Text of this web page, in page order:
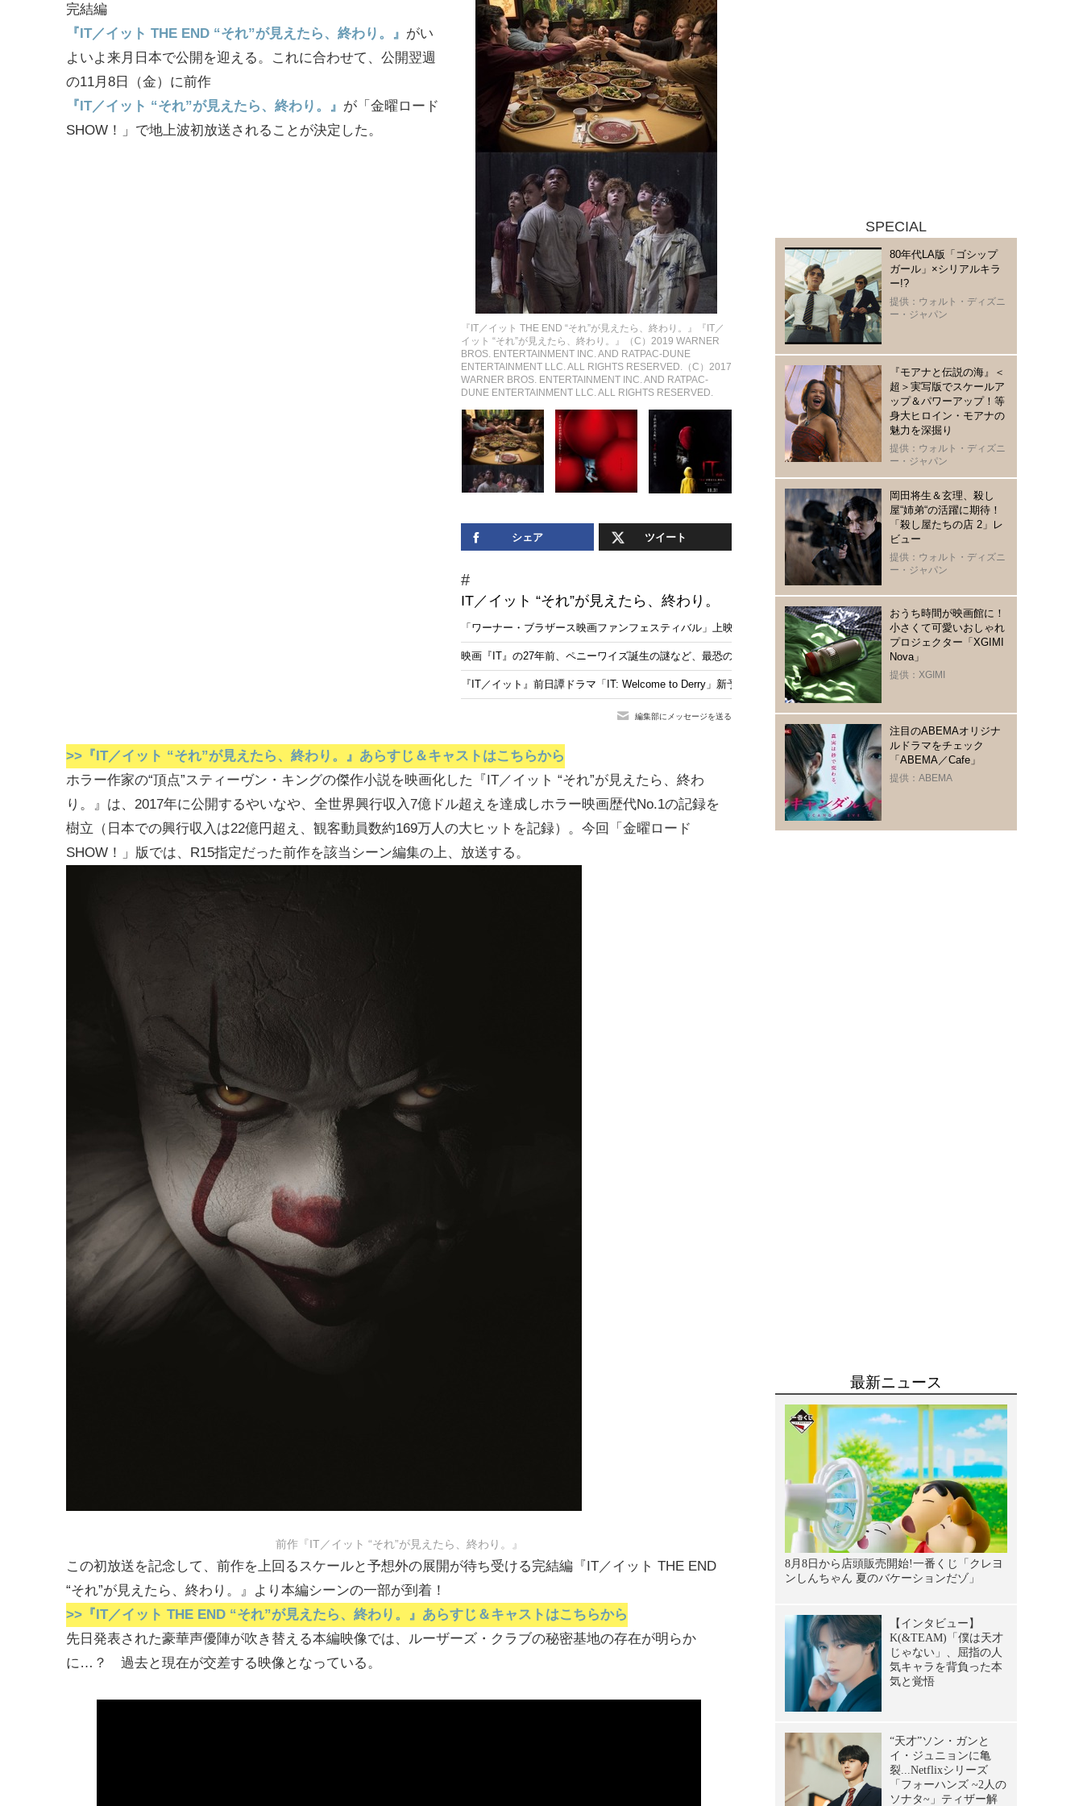
『IT／イット THE END “それ”が見えたら、終わり。』『IT／
イット “それ”が見えたら、終わり。』（C）2019 WARNER
BROS. ENTERTAINMENT INC. AND RATPAC-DUNE
ENTERTAINMENT LLC. ALL RIGHTS RESERVED.（C）2017
WARNER BROS. ENTERTAINMENT INC. AND RATPAC-
DUNE ENTERTAINMENT LLC. ALL RIGHTS RESERVED.
シェア ツイート
IT／イット “それ”が見えたら、終わり。
「ワーナー・ブラザース映画ファンフェスティバル」上映日程が発表 小野賢章「『ハリー・ポッター』の世界にもう一度浸って
映画『IT』の27年前、ペニーワイズ誕生の謎など、最恐の始まり描く「IT／イット ウェルカム・トゥ・デリー」下野紘ら吹替キャ
『IT／イット』前日譚ドラマ「IT: Welcome to Derry」新予告編 ペニーワイズも登場
編集部にメッセージを送る
完結編
『IT／イット THE END “それ”が見えたら、終わり。』 がい
よいよ来月日本で公開を迎える。これに合わせて、公開翌週
の11月8日（金）に前作
『IT／イット “それ”が見えたら、終わり。』 が「金曜ロード
SHOW！」で地上波初放送されることが決定した。
>>『IT／イット “それ”が見えたら、終わり。』あらすじ＆キャストはこちらから
ホラー作家の“頂点”スティーヴン・キングの傑作小説を映画化した『IT／イット “それ”が見えたら、終わ
り。』は、2017年に公開するやいなや、全世界興行収入7億ドル超えを達成しホラー映画歴代No.1の記録を
樹立（日本での興行収入は22億円超え、観客動員数約169万人の大ヒットを記録）。今回「金曜ロード
SHOW！」版では、R15指定だった前作を該当シーン編集の上、放送する。
前作『IT／イット “それ”が見えたら、終わり。』
この初放送を記念して、前作を上回るスケールと予想外の展開が待ち受ける完結編『IT／イット THE END
“それ”が見えたら、終わり。』より本編シーンの一部が到着！
>>『IT／イット THE END “それ”が見えたら、終わり。』あらすじ＆キャストはこちらから
先日発表された豪華声優陣が吹き替える本編映像では、ルーザーズ・クラブの秘密基地の存在が明らか
に…？ 過去と現在が交差する映像となっている。
SPECIAL
80年代LA版「ゴシップ
ガール」×シリアルキラ
ー!?
提供：ウォルト・ディズニ
ー・ジャパン
『モアナと伝説の海』＜
超＞実写版でスケールア
ップ＆パワーアップ！等
身大ヒロイン・モアナの
魅力を深掘り
提供：ウォルト・ディズニ
ー・ジャパン
岡田将生＆玄理、殺し
屋“姉弟“の活躍に期待！
「殺し屋たちの店 2」レ
ビュー
提供：ウォルト・ディズニ
ー・ジャパン
おうち時間が映画館に！
小さくて可愛いおしゃれ
プロジェクター「XGIMI
Nova」
提供：XGIMI
注目のABEMAオリジナ
ルドラマをチェック
「ABEMA／Cafe」
提供：ABEMA